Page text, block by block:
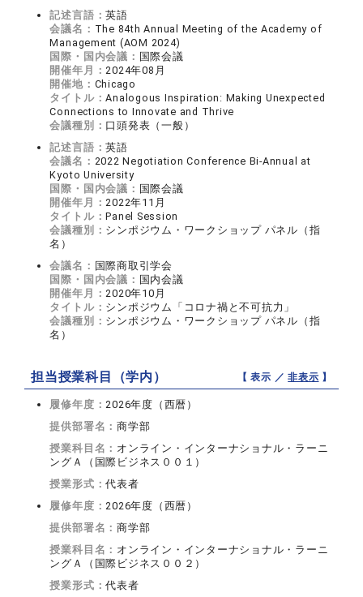
記述言語：英語
会議名： The 84th Annual Meeting of the Academy of
Management (AOM 2024)
国際・国内会議： 国際会議
開催年月：2024年08月
開催地： Chicago
タイトル：Analogous Inspiration: Making Unexpected
Connections to Innovate and Thrive
会議種別： 口頭発表（一般）
記述言語：英語
会議名： 2022 Negotiation Conference Bi-Annual at
Kyoto University
国際・国内会議： 国際会議
開催年月：2022年11月
タイトル：Panel Session
会議種別： シンポジウム・ワークショップ パネル（指
名）
会議名： 国際商取引学会
国際・国内会議： 国内会議
開催年月：2020年10月
タイトル： シンポジウム「コロナ禍と不可抗力」
会議種別： シンポジウム・ワークショップ パネル（指
名）
担当授業科目（学内） 【 表示 ／非表示 】
履修年度：2026年度（西暦）
提供部署名：商学部
授業科目名： オンライン・インターナショナル・ラーニ
ングＡ（国際ビジネス００１）
授業形式：代表者
履修年度：2026年度（西暦）
提供部署名：商学部
授業科目名： オンライン・インターナショナル・ラーニ
ングＡ（国際ビジネス００２）
授業形式：代表者